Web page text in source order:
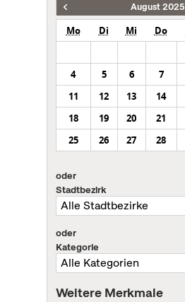
August 2025
Mo Di Mi Do
4
5 6 7
11
12 13 14
18
19 20 21
25
26 27 28
oder
Stadtbezirk
oder
Kategorie
Weitere Merkmale